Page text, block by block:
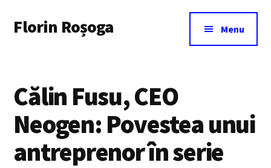
main
menu
Florin Roșoga Menu
Călin Fusu, CEO
Neogen: Povestea unui
antreprenor în serie